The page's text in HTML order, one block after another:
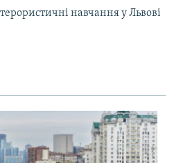
навчання у Львові